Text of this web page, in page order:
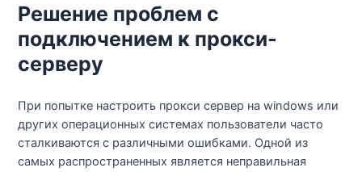
Решение проблем с
подключением к прокси-
серверу
При попытке настроить прокси сервер на windows или
других операционных системах пользователи часто
сталкиваются с различными ошибками. Одной из
самых распространенных является неправильная